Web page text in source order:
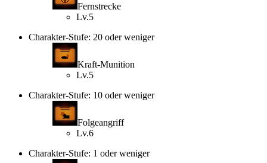
Fernstrecke
Lv.5
Charakter-Stufe: 20 oder weniger
Kraft-Munition
Lv.5
Charakter-Stufe: 10 oder weniger
Folgeangriff
Lv.6
Charakter-Stufe: 1 oder weniger